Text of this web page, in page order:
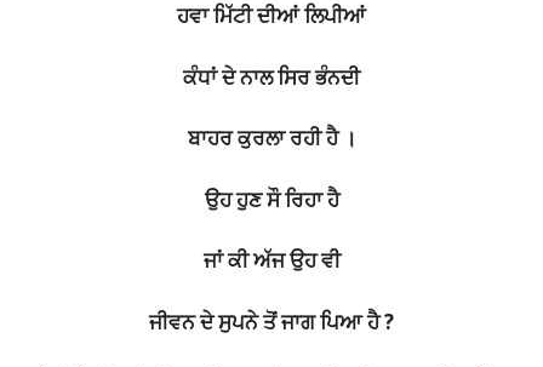
ਹਵਾ ਮਿੱਟੀ ਦੀਆਂ ਲਿਪੀਆਂ
ਕੰਧਾਂ ਦੇ ਨਾਲ ਸਿਰ ਭੰਨਦੀ
ਬਾਹਰ ਕੁਰਲਾ ਰਹੀ ਹੈ ।
ਉਹ ਹੁਣ ਸੌ ਰਿਹਾ ਹੈ
ਜਾਂ ਕੀ ਅੱਜ ਉਹ ਵੀ
ਜੀਵਨ ਦੇ ਸੁਪਨੇ ਤੋਂ ਜਾਗ ਪਿਆ ਹੈ ?